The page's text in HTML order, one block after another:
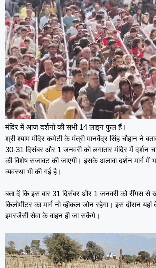
मंदिर में आज दर्शनों की सभी 14 लाइन फुल हैं।
श्री श्याम मंदिर कमेटी के मंत्री मानवेंद्र सिंह चौहान ने
30-31 दिसंबर और 1 जनवरी को लगातार मंदिर में दर्शन
की विशेष सजावट की जाएगी। इसके अलावा दर्शन मार्ग में
व्यवस्था भी की गई है।
बता दें कि इस बार 31 दिसंबर और 1 जनवरी को रींगस से
किलोमीटर का मार्ग नो व्हीकल जोन रहेगा। इस दौरान
इमरजेंसी सेवा के वाहन ही जा सकेंगे।